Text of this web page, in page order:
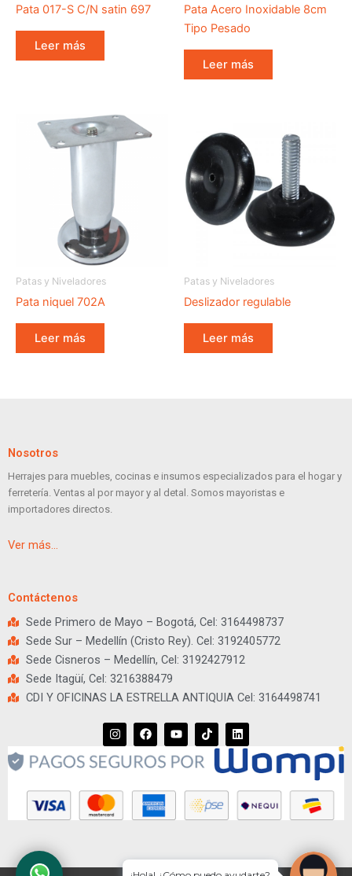
Pata 017-S C/N satin 697
Leer más
Pata Acero Inoxidable 8cm
Tipo Pesado
Leer más
Patas y Niveladores
Pata niquel 702A
Leer más
Patas y Niveladores
Deslizador regulable
Leer más
Nosotros
Herrajes para muebles, cocinas e insumos especializados para el hogar y
ferretería. Ventas al por mayor y al detal. Somos mayoristas e
importadores directos.
Ver más…
Contáctenos
Sede Primero de Mayo – Bogotá, Cel: 3164498737
Sede Sur – Medellín (Cristo Rey). Cel: 3192405772
Sede Cisneros – Medellín, Cel: 3192427912
Sede Itagüí, Cel: 3216388479
CDI Y OFICINAS LA ESTRELLA ANTIQUIA Cel: 3164498741
I
n
s
t
g
r
a
m
F
a
c
e
o
o
k
Y
o
u
t
T
i
k
k
L
i
n
e
d
n